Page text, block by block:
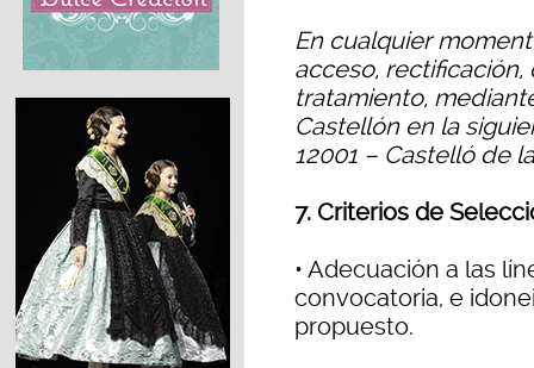
En cualquier
acceso,
tratamiento,
Castellón en la
12001 – Castelló de
7. Criterios de
• Adecuación a las
convocatoria, e
propuesto.